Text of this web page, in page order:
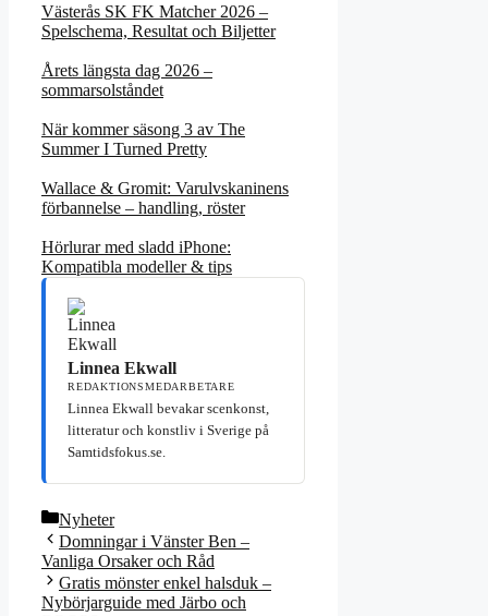
Västerås SK FK Matcher 2026 –
Spelschema, Resultat och Biljetter
Årets längsta dag 2026 –
sommarsolståndet
När kommer säsong 3 av The
Summer I Turned Pretty
Wallace & Gromit: Varulvskaninens
förbannelse – handling, röster
Hörlurar med sladd iPhone:
Kompatibla modeller & tips
Linnea Ekwall
REDAKTIONSMEDARBETARE
Linnea Ekwall bevakar scenkonst,
litteratur och konstliv i Sverige på
Samtidsfokus.se.
Kategorier
Nyheter
Domningar i Vänster Ben –
Vanliga Orsaker och Råd
Gratis mönster enkel halsduk –
Nybörjarguide med Järbo och